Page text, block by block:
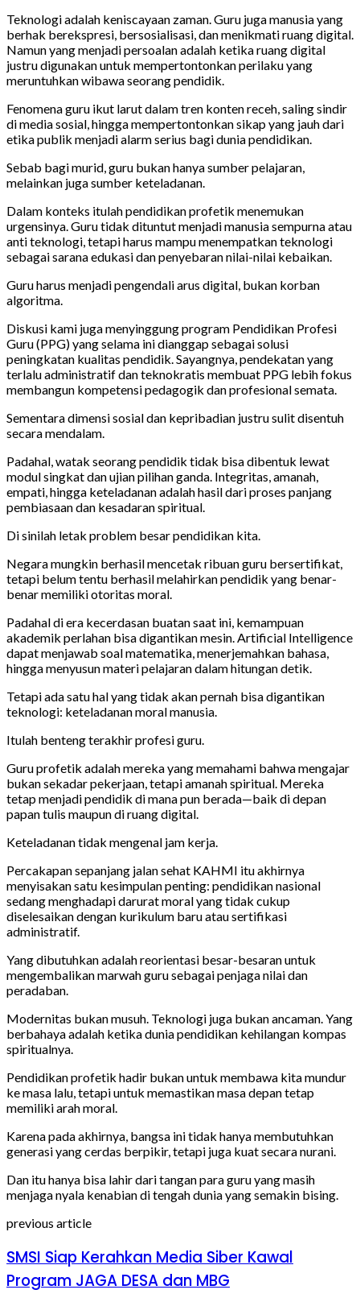
Teknologi adalah keniscayaan zaman. Guru juga manusia yang
berhak berekspresi, bersosialisasi, dan menikmati ruang digital.
Namun yang menjadi persoalan adalah ketika ruang digital
justru digunakan untuk mempertontonkan perilaku yang
meruntuhkan wibawa seorang pendidik.
Fenomena guru ikut larut dalam tren konten receh, saling sindir
di media sosial, hingga mempertontonkan sikap yang jauh dari
etika publik menjadi alarm serius bagi dunia pendidikan.
Sebab bagi murid, guru bukan hanya sumber pelajaran,
melainkan juga sumber keteladanan.
Dalam konteks itulah pendidikan profetik menemukan
urgensinya. Guru tidak dituntut menjadi manusia sempurna atau
anti teknologi, tetapi harus mampu menempatkan teknologi
sebagai sarana edukasi dan penyebaran nilai-nilai kebaikan.
Guru harus menjadi pengendali arus digital, bukan korban
algoritma.
Diskusi kami juga menyinggung program Pendidikan Profesi
Guru (PPG) yang selama ini dianggap sebagai solusi
peningkatan kualitas pendidik. Sayangnya, pendekatan yang
terlalu administratif dan teknokratis membuat PPG lebih fokus
membangun kompetensi pedagogik dan profesional semata.
Sementara dimensi sosial dan kepribadian justru sulit disentuh
secara mendalam.
Padahal, watak seorang pendidik tidak bisa dibentuk lewat
modul singkat dan ujian pilihan ganda. Integritas, amanah,
empati, hingga keteladanan adalah hasil dari proses panjang
pembiasaan dan kesadaran spiritual.
Di sinilah letak problem besar pendidikan kita.
Negara mungkin berhasil mencetak ribuan guru bersertifikat,
tetapi belum tentu berhasil melahirkan pendidik yang benar-
benar memiliki otoritas moral.
Padahal di era kecerdasan buatan saat ini, kemampuan
akademik perlahan bisa digantikan mesin. Artificial Intelligence
dapat menjawab soal matematika, menerjemahkan bahasa,
hingga menyusun materi pelajaran dalam hitungan detik.
Tetapi ada satu hal yang tidak akan pernah bisa digantikan
teknologi: keteladanan moral manusia.
Itulah benteng terakhir profesi guru.
Guru profetik adalah mereka yang memahami bahwa mengajar
bukan sekadar pekerjaan, tetapi amanah spiritual. Mereka
tetap menjadi pendidik di mana pun berada—baik di depan
papan tulis maupun di ruang digital.
Keteladanan tidak mengenal jam kerja.
Percakapan sepanjang jalan sehat KAHMI itu akhirnya
menyisakan satu kesimpulan penting: pendidikan nasional
sedang menghadapi darurat moral yang tidak cukup
diselesaikan dengan kurikulum baru atau sertifikasi
administratif.
Yang dibutuhkan adalah reorientasi besar-besaran untuk
mengembalikan marwah guru sebagai penjaga nilai dan
peradaban.
Modernitas bukan musuh. Teknologi juga bukan ancaman. Yang
berbahaya adalah ketika dunia pendidikan kehilangan kompas
spiritualnya.
Pendidikan profetik hadir bukan untuk membawa kita mundur
ke masa lalu, tetapi untuk memastikan masa depan tetap
memiliki arah moral.
Karena pada akhirnya, bangsa ini tidak hanya membutuhkan
generasi yang cerdas berpikir, tetapi juga kuat secara nurani.
Dan itu hanya bisa lahir dari tangan para guru yang masih
menjaga nyala kenabian di tengah dunia yang semakin bising.
previous article
SMSI Siap Kerahkan Media Siber Kawal
Program JAGA DESA dan MBG